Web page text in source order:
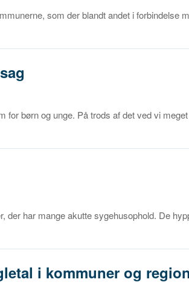
som der blandt andet i forbindelse
børn og unge. På trods af det ved vi
har mange akutte sygehusophold. De
i kommuner og